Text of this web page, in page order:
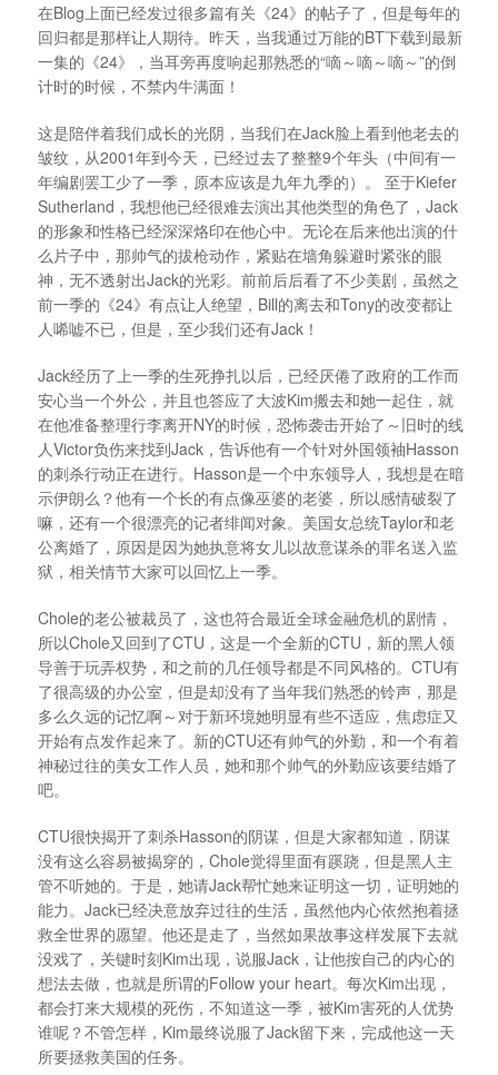
在Blog上面已经发过很多篇有关《24》的帖子了，但是每年的
回归都是那样让人期待。昨天，当我通过万能的BT下载到最新
一集的《24》，当耳旁再度响起那熟悉的“嘀～嘀～嘀～”的倒
计时的时候，不禁内牛满面！
这是陪伴着我们成长的光阴，当我们在Jack脸上看到他老去的
皱纹，从2001年到今天，已经过去了整整9个年头（中间有一
年编剧罢工少了一季，原本应该是九年九季的）。 至于Kiefer
Sutherland，我想他已经很难去演出其他类型的角色了，Jack
的形象和性格已经深深烙印在他心中。无论在后来他出演的什
么片子中，那帅气的拔枪动作，紧贴在墙角躲避时紧张的眼
神，无不透射出Jack的光彩。前前后后看了不少美剧，虽然之
前一季的《24》有点让人绝望，Bill的离去和Tony的改变都让
人唏嘘不已，但是，至少我们还有Jack！
Jack经历了上一季的生死挣扎以后，已经厌倦了政府的工作而
安心当一个外公，并且也答应了大波Kim搬去和她一起住，就
在他准备整理行李离开NY的时候，恐怖袭击开始了～旧时的线
人Victor负伤来找到Jack，告诉他有一个针对外国领袖Hasson
的刺杀行动正在进行。Hasson是一个中东领导人，我想是在暗
示伊朗么？他有一个长的有点像巫婆的老婆，所以感情破裂了
嘛，还有一个很漂亮的记者绯闻对象。美国女总统Taylor和老
公离婚了，原因是因为她执意将女儿以故意谋杀的罪名送入监
狱，相关情节大家可以回忆上一季。
Chole的老公被裁员了，这也符合最近全球金融危机的剧情，
所以Chole又回到了CTU，这是一个全新的CTU，新的黑人领
导善于玩弄权势，和之前的几任领导都是不同风格的。CTU有
了很高级的办公室，但是却没有了当年我们熟悉的铃声，那是
多么久远的记忆啊～对于新环境她明显有些不适应，焦虑症又
开始有点发作起来了。新的CTU还有帅气的外勤，和一个有着
神秘过往的美女工作人员，她和那个帅气的外勤应该要结婚了
吧。
CTU很快揭开了刺杀Hasson的阴谋，但是大家都知道，阴谋
没有这么容易被揭穿的，Chole觉得里面有蹊跷，但是黑人主
管不听她的。于是，她请Jack帮忙她来证明这一切，证明她的
能力。Jack已经决意放弃过往的生活，虽然他内心依然抱着拯
救全世界的愿望。他还是走了，当然如果故事这样发展下去就
没戏了，关键时刻Kim出现，说服Jack，让他按自己的内心的
想法去做，也就是所谓的Follow your heart。每次Kim出现，
都会打来大规模的死伤，不知道这一季，被Kim害死的人优势
谁呢？不管怎样，Kim最终说服了Jack留下来，完成他这一天
所要拯救美国的任务。